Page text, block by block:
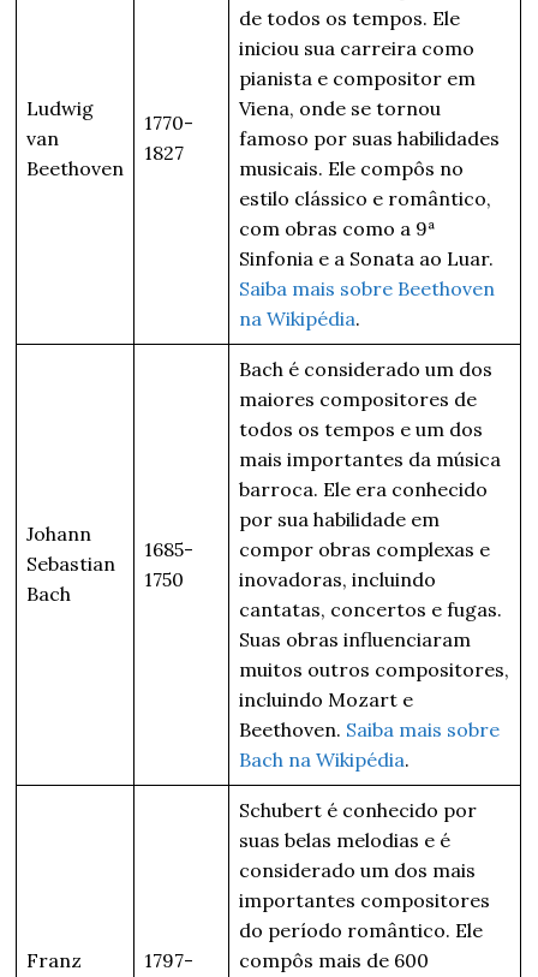
Ludwig
van
Beethoven
1770-
1827
de todos os tempos. Ele
iniciou sua carreira como
pianista e compositor em
Viena, onde se tornou
famoso por suas habilidades
musicais. Ele compôs no
estilo clássico e romântico,
com obras como a 9ª
Sinfonia e a Sonata ao Luar.
Saiba mais sobre Beethoven
na Wikipédia.
Johann
Sebastian
Bach
1685-
1750
Bach é considerado um dos
maiores compositores de
todos os tempos e um dos
mais importantes da música
barroca. Ele era conhecido
por sua habilidade em
compor obras complexas e
inovadoras, incluindo
cantatas, concertos e fugas.
Suas obras influenciaram
muitos outros compositores,
incluindo Mozart e
Beethoven. Saiba mais sobre
Bach na Wikipédia.
Franz 1797-
Schubert é conhecido por
suas belas melodias e é
considerado um dos mais
importantes compositores
do período romântico. Ele
compôs mais de 600